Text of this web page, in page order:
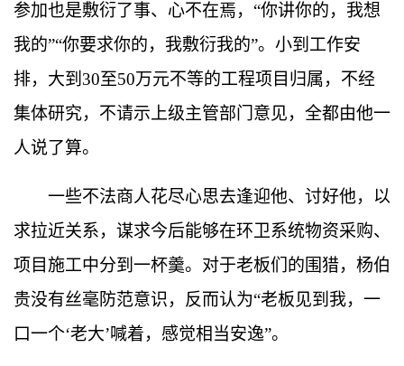
参加也是敷衍了事、心不在焉， “你讲你的，我想
我的”“你要求你的，我敷衍我的”。小到工作安
排，大到 30至50万元不等的工程项目归属，不经
集体研究，不请示上级主管部门意见，全都由他一
人说了算。
一些不法商人花尽心思去逢迎他、讨好他，以
求拉近关系，谋求今后能够在环卫系统物资采购、
项目施工中分到一杯羹。对于老板们的围猎，杨伯
贵没有丝毫防范意识，反而认为“老板见到我，一
口一个‘老大’喊着，感觉相当安逸”。